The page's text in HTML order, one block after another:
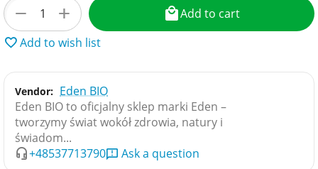
+
−
Add to cart
Add to wish list
Vendor: Eden BIO
Eden BIO to oficjalny sklep marki Eden –
tworzymy świat wokół zdrowia, natury i
świadom...
+48537713790
Ask a question